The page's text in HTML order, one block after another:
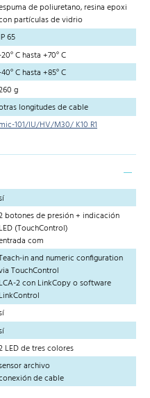
de poliuretano, resina epoxi
partículas de vidrio
IP 65
C hasta +70° C
C hasta +85° C
g
longitudes de cable
101/IU/HV/M30/ K10 R1
botones de presión + indicación
LED (TouchControl)
com
in and numeric configuration
TouchControl
LCA-2 con LinkCopy o software
LinkControl
LED de tres colores
archivo
de cable